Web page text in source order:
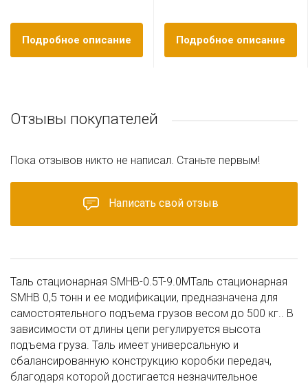
Подробное описание Подробное описание
Отзывы покупателей
Написать свой отзыв
Пока отзывов никто не написал. Станьте первым!
Таль стационарная SMHB-0.5T-9.0MТаль стационарная
SMHB 0,5 тонн и ее модификации, предназначена для
самостоятельного подъема грузов весом до 500 кг.. В
зависимости от длины цепи регулируется высота
подъема груза. Таль имеет универсальную и
сбалансированную конструкцию коробки передач,
благодаря которой достигается незначительное